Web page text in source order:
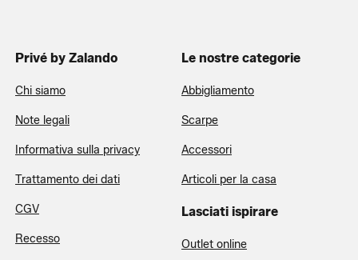
Privé by Zalando
Chi siamo
Note legali
Informativa sulla privacy
Trattamento dei dati
CGV
Recesso
Le nostre categorie
Abbigliamento
Scarpe
Accessori
Articoli per la casa
Lasciati ispirare
Outlet online